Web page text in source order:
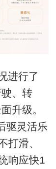
进行了
、转
升级。
驱灵活乐
打滑、
响应快1